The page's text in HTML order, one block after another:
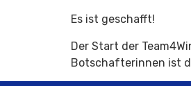
Es ist geschafft!
Der Start der
Botschafterinnen ist